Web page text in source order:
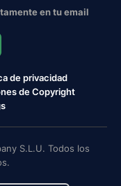
en tu email
de privacidad
de Copyright
S.L.U. Todos los